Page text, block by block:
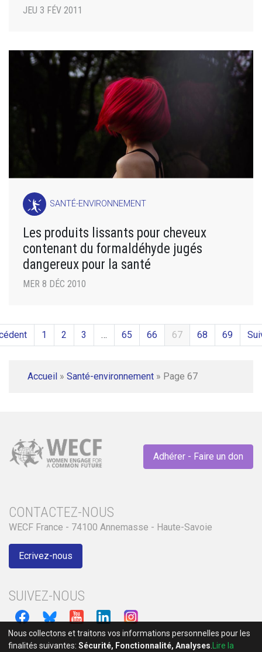
JEU 3 FÉV 2011
SANTÉ-ENVIRONNEMENT
Les produits lissants pour cheveux
contenant du formaldéhyde jugés
dangereux pour la santé
MER 8 DÉC 2010
1 2 3 … 65 66 67 68 69
Accueil » Santé-environnement » Page 67
Adhérer - Faire un don
CONTACTEZ-NOUS
WECF France - 74100 Annemasse - Haute-Savoie
Ecrivez-nous
SUIVEZ-NOUS
Nous collectons et traitons vos informations personnelles pour les
finalités suivantes: Sécurité, Fonctionnalité, Analyses Lire la